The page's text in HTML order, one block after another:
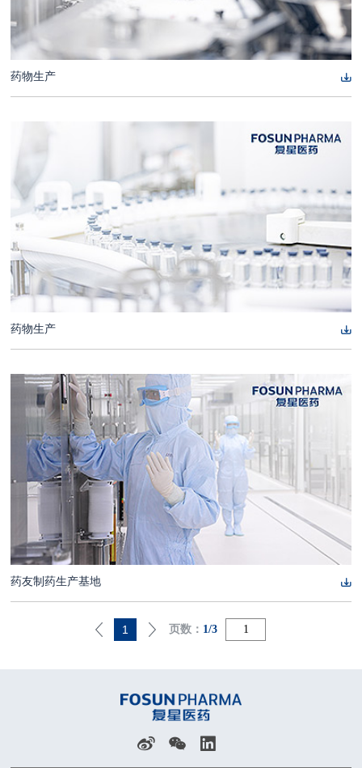
药物生产
药物生产
药友制药生产基地
1 页数： 1/3